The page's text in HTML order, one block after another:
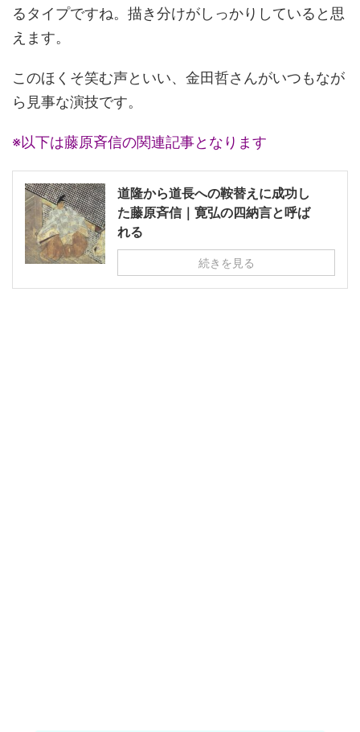
るタイプですね。描き分けがしっかりしていると思
えます。
このほくそ笑む声といい、金田哲さんがいつもなが
ら見事な演技です。
※以下は藤原斉信の関連記事となります
道隆から道長への鞍替えに成功し
た藤原斉信｜寛弘の四納言と呼ば
れる
続きを見る